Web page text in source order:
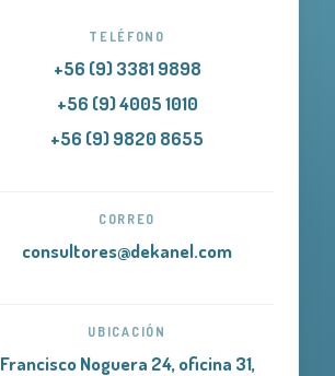
TELÉFONO
+56 (9) 3381 9898
+56 (9) 4005 1010
+56 (9) 9820 8655
CORREO
consultores@dekanel.com
UBICACIÓN
Francisco Noguera 24, oficina 31,